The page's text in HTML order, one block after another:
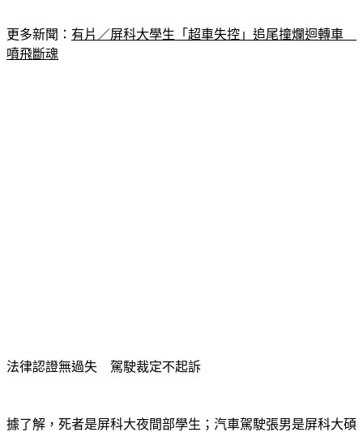
噴飛斷魂
士班學生，當時他正載著學姐準備去買東西，卻因開錯路而在